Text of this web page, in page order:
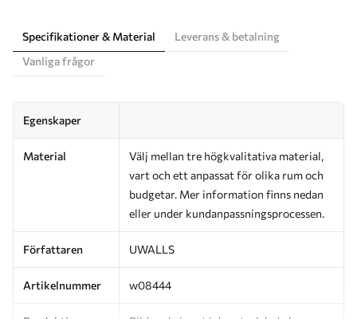
Specifikationer & Material
Leverans & betalning
Vanliga frågor
Egenskaper
Material
Välj mellan tre högkvalitativa material,
vart och ett anpassat för olika rum och
budgetar. Mer information finns nedan
eller under kundanpassningsprocessen.
Författaren UWALLS
Artikelnummer w08444